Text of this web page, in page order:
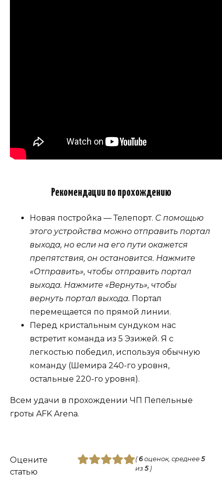
Рекомендации по прохождению
Новая постройка — Телепорт. С помощью
этого устройства можно отправить портал
выхода, но если на его пути окажется
препятствия, он остановится. Нажмите
«Отправить», чтобы отправить портал
выхода. Нажмите «Вернуть», чтобы
вернуть портал выхода. Портал
перемещается по прямой линии.
Перед кристальным сундуком нас
встретит команда из 5 Эзижей. Я с
легкостью победил, используя обычную
команду (Шемира 240-го уровня,
остальные 220-го уровня).
Всем удачи в прохождении ЧП Пепельные
гроты AFK Arena.
Оцените
статью
(6оценок, среднее 5
из 5)